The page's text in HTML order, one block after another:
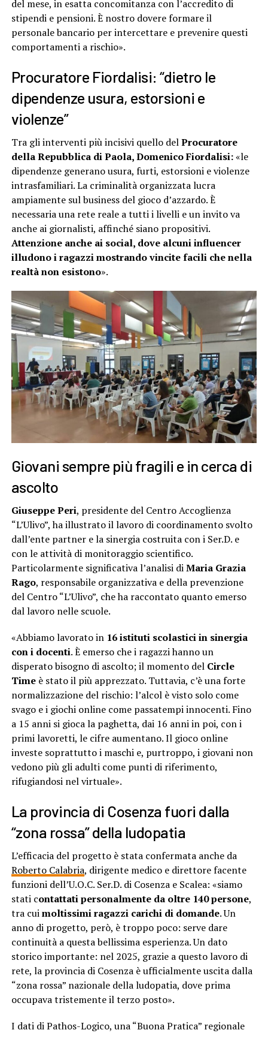
del mese, in esatta concomitanza con l’accredito di
stipendi e pensioni. È nostro dovere formare il
personale bancario per intercettare e prevenire questi
comportamenti a rischio».
Procuratore Fiordalisi: “dietro le
dipendenze usura, estorsioni e
violenze”
Tra gli interventi più incisivi quello delProcuratore
della Repubblica di Paola, Domenico Fiordalisi:«le
dipendenze generano usura, furti, estorsioni e violenze
intrasfamiliari. La criminalità organizzata lucra
ampiamente sul business del gioco d’azzardo. È
necessaria una rete reale a tutti i livelli e un invito va
anche ai giornalisti, affinché siano propositivi.
Attenzione anche ai social, dove alcuni influencer
illudono i ragazzi mostrando vincite facili che nella
realtà non esistono».
Giovani sempre più fragili e in cerca di
ascolto
Giuseppe Peri, presidente del Centro Accoglienza
“L’Ulivo”, ha illustrato il lavoro di coordinamento svolto
dall’ente partner e la sinergia costruita con i Ser.D. e
con le attività di monitoraggio scientifico.
Particolarmente significativa l’analisi diMaria Grazia
Rago, responsabile organizzativa e della prevenzione
del Centro “L’Ulivo”, che ha raccontato quanto emerso
dal lavoro nelle scuole.
«Abbiamo lavorato in 16 istituti scolastici in sinergia
con i docenti. È emerso che i ragazzi hanno un
disperato bisogno di ascolto; il momento del Circle
Timeè stato il più apprezzato. Tuttavia, c’è una forte
normalizzazione del rischio: l’alcol è visto solo come
svago e i giochi online come passatempi innocenti. Fino
a 15 anni si gioca la paghetta, dai 16 anni in poi, con i
primi lavoretti, le cifre aumentano. Il gioco online
investe soprattutto i maschi e, purtroppo, i giovani non
vedono più gli adulti come punti di riferimento,
rifugiandosi nel virtuale».
La provincia di Cosenza fuori dalla
“zona rossa” della ludopatia
L’efficacia del progetto è stata confermata anche da
Roberto Calabria, dirigente medico e direttore facente
funzioni dell’U.O.C. Ser.D. di Cosenza e Scalea: «siamo
stati contattati personalmente da oltre 140 persone,
tra cuimoltissimi ragazzi carichi di domande. Un
anno di progetto, però, è troppo poco: serve dare
continuità a questa bellissima esperienza. Un dato
storico importante: nel 2025, grazie a questo lavoro di
rete, la provincia di Cosenza è ufficialmente uscita dalla
“zona rossa” nazionale della ludopatia, dove prima
occupava tristemente il terzo posto».
I dati di Pathos-Logico, una “Buona Pratica” regionale